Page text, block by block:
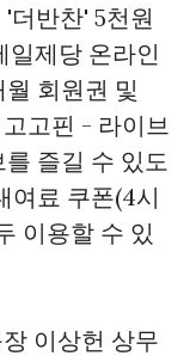
반찬' 5천원
제당 온라인
회원권 및
고고핀 - 라이브
즐길 수 있도
여료 쿠폰(4시
이용할 수 있
이상헌 상무